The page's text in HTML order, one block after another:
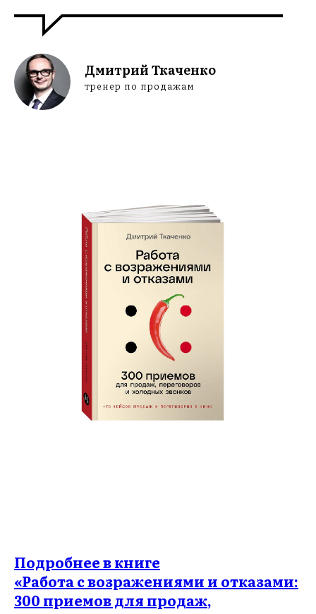
Дмитрий Ткаченко
тренер по продажам
Подробнее в книге
«Работа с возражениями и отказами:
300 приемов для продаж,